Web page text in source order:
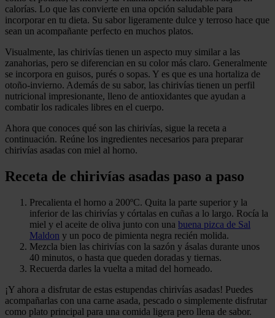
calorías. Lo que las convierte en una opción saludable para
incorporar en tu dieta. Su sabor ligeramente dulce y terroso hace que
sean un acompañante perfecto en muchos platos.
Visualmente, las chirivías tienen un aspecto muy similar a las
zanahorias, pero se diferencian en su color más claro. Generalmente
se incorpora en guisos, purés o sopas. Y es que es una hortaliza de
otoño-invierno. Además de su sabor, las chirivías tienen un perfil
nutricional impresionante, lleno de antioxidantes que ayudan a
combatir los radicales libres en el cuerpo.
Ahora que conoces qué son las chirivías, sigue la receta a
continuación. Reúne los ingredientes necesarios para preparar
chirivías asadas con miel al horno.
Receta de chirivías asadas paso a paso
Precalienta el horno a 200ºC. Quita la parte superior y la
inferior de las chirivías y córtalas en cuñas a lo largo. Rocía la
miel y el aceite de oliva junto con una buena pizca de Sal
Maldon y un poco de pimienta negra recién molida.
Mezcla bien las chirivías con la sazón y ásalas durante unos
40 minutos, o hasta que queden doradas y tiernas.
Recuerda darles la vuelta a mitad del horneado.
¡Y ahora a disfrutar de estas estupendas chirivías asadas! Puedes
acompañarlas con una carne asada, pescado o simplemente disfrutar
como plato principal para una comida ligera pero llena de sabor.